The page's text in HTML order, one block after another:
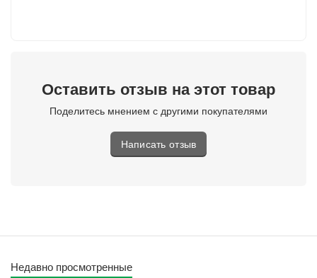
Оставить отзыв на этот товар
Поделитесь мнением с другими покупателями
Написать отзыв
Недавно просмотренные